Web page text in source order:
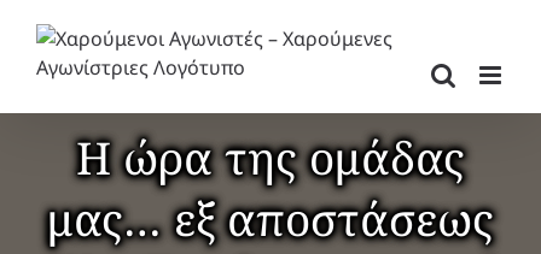
περιεχόμενο
Η ώρα της ομάδας
μας… εξ αποστάσεως